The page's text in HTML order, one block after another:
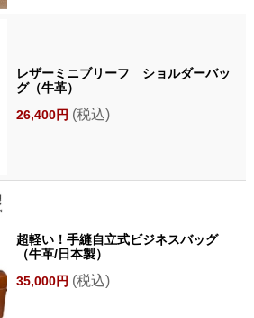
レザーミニブリーフ ショルダーバッ
グ（牛革）
26,400円 (税込)
超軽い！手縫自立式ビジネスバッグ
（牛革/日本製）
35,000円 (税込)